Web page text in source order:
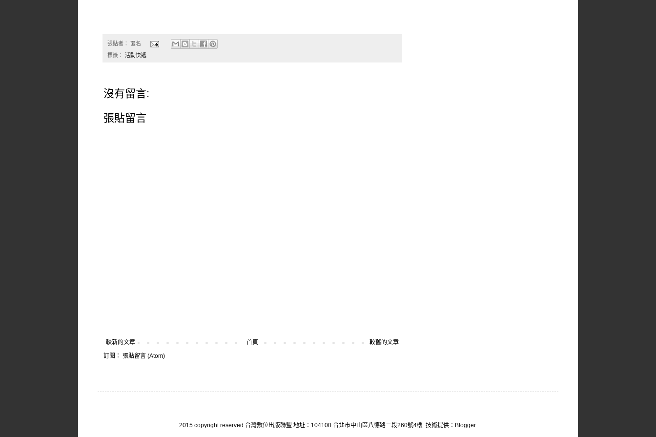
張貼者： 匿名
標籤： 活動快遞
沒有留言:
張貼留言
較新的文章 較舊的文章
首頁
訂閱： 張貼留言 (Atom)
2015 copyright reserved 台灣數位出版聯盟 地址：104100 台北市中山區八德路二段260號4樓. 技術提供： Blogger.